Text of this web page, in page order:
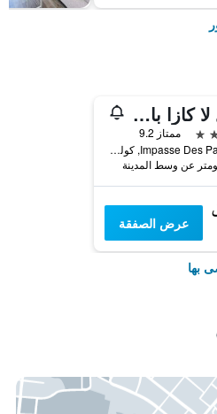
أوتل لا كازا بايرول
ممتاز 9.2
Impasse Des Palmiers, كوليور, إقليم البرانيس الشرقية, فرنسا
عرض الصفقة
بها